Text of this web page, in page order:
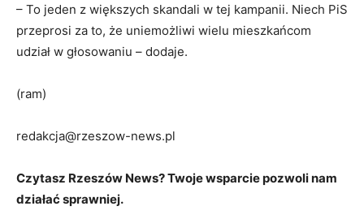
– To jeden z większych skandali w tej kampanii. Niech PiS
przeprosi za to, że uniemożliwi wielu mieszkańcom
udział w głosowaniu – dodaje.
(ram)
redakcja@rzeszow-news.pl
Czytasz Rzeszów News? Twoje wsparcie pozwoli nam
działać sprawniej.